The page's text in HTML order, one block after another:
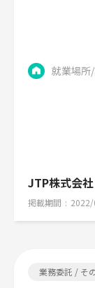
就業場所
JTP株式会社
掲載期間
業務委託 / そ